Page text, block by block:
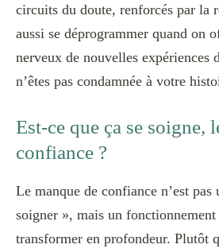
circuits du doute, renforcés par la
aussi se déprogrammer quand on
nerveux de nouvelles expériences
n’êtes pas condamnée à votre
Est-ce que ça se soigne,
confiance ?
Le manque de confiance n’est pas
soigner », mais un
transformer en profondeur. Plutôt